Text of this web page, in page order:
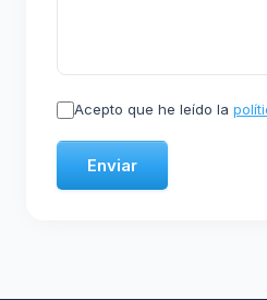
Acepto que he leído la
Enviar